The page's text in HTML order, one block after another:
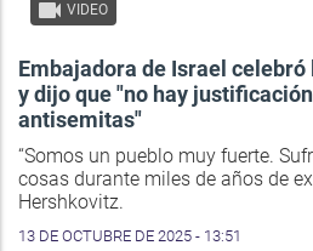
VIDEO
Embajadora de Israel
y dijo que "no hay
antisemitas"
“Somos un pueblo muy fuerte.
cosas durante miles de años de
Hershkovitz.
13 DE OCTUBRE DE 2025 - 13:51